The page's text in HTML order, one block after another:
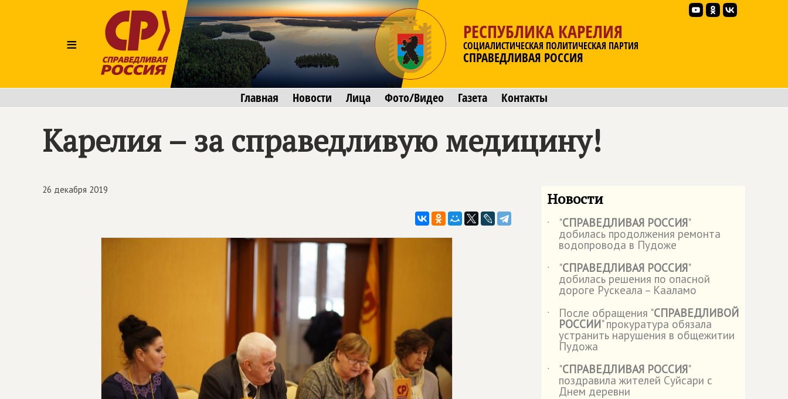
≡
РЕСПУБЛИКА КАРЕЛИЯ
СОЦИАЛИСТИЧЕСКАЯ ПОЛИТИЧЕСКАЯ ПАРТИЯ
СПРАВЕДЛИВАЯ РОССИЯ
Главная Новости Лица Фото/Видео Газета Контакты
Карелия – за справедливую медицину!
26 декабря 2019 Новости
˙ "СПРАВЕДЛИВАЯ РОССИЯ"
добилась продолжения ремонта
водопровода в Пудоже
˙
"СПРАВЕДЛИВАЯ РОССИЯ"
добилась решения по опасной
дороге Рускеала – Кааламо
˙
После обращения "СПРАВЕДЛИВОЙ
РОССИИ" прокуратура обязала
устранить нарушения в общежитии
Пудожа
˙
"СПРАВЕДЛИВАЯ РОССИЯ"
поздравила жителей Суйсари с
Днем деревни